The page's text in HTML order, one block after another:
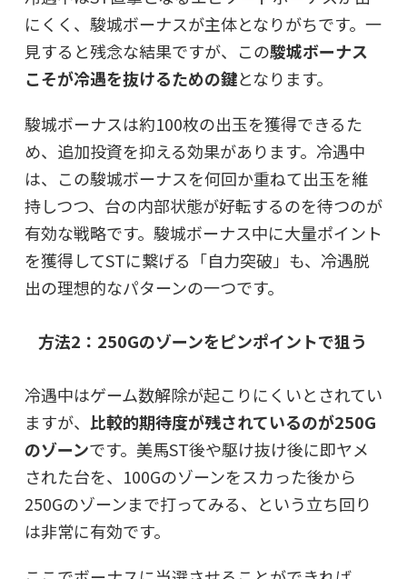
にくく、駿城ボーナスが主体となりがちです。一
見すると残念な結果ですが、この駿城ボーナス
こそが冷遇を抜けるための鍵となります。
駿城ボーナスは約100枚の出玉を獲得できるた
め、追加投資を抑える効果があります。冷遇中
は、この駿城ボーナスを何回か重ねて出玉を維
持しつつ、台の内部状態が好転するのを待つのが
有効な戦略です。駿城ボーナス中に大量ポイント
を獲得してSTに繋げる「自力突破」も、冷遇脱
出の理想的なパターンの一つです。
方法2：250Gのゾーンをピンポイントで狙う
冷遇中はゲーム数解除が起こりにくいとされてい
ますが、 比較的期待度が残されているのが250G
のゾーンです。美馬ST後や駆け抜け後に即ヤメ
された台を、100Gのゾーンをスカった後から
250Gのゾーンまで打ってみる、という立ち回り
は非常に有効です。